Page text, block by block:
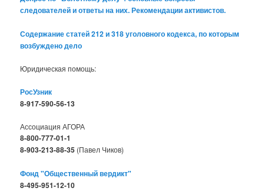
следователей и ответы на них. Рекомендации активистов.
Содержание статей 212 и 318 уголовного кодекса, по которым
возбуждено дело
Юридическая помощь:
РосУзник
8-917-590-56-13
Ассоциация АГОРА
8-800-777-01-1
8-903-213-88-35 (Павел Чиков)
Фонд "Общественный вердикт"
8-495-951-12-10